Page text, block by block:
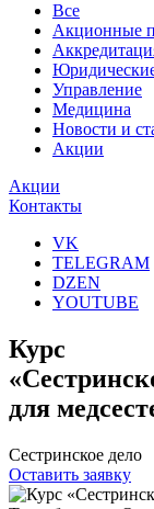
Все
Акционные
Управление
Медицина
Новости и
Акции
Акции
Контакты
VK
TELEGRAM
DZEN
YOUTUBE
Курс
для
Сестринское дело
Оставить заявку